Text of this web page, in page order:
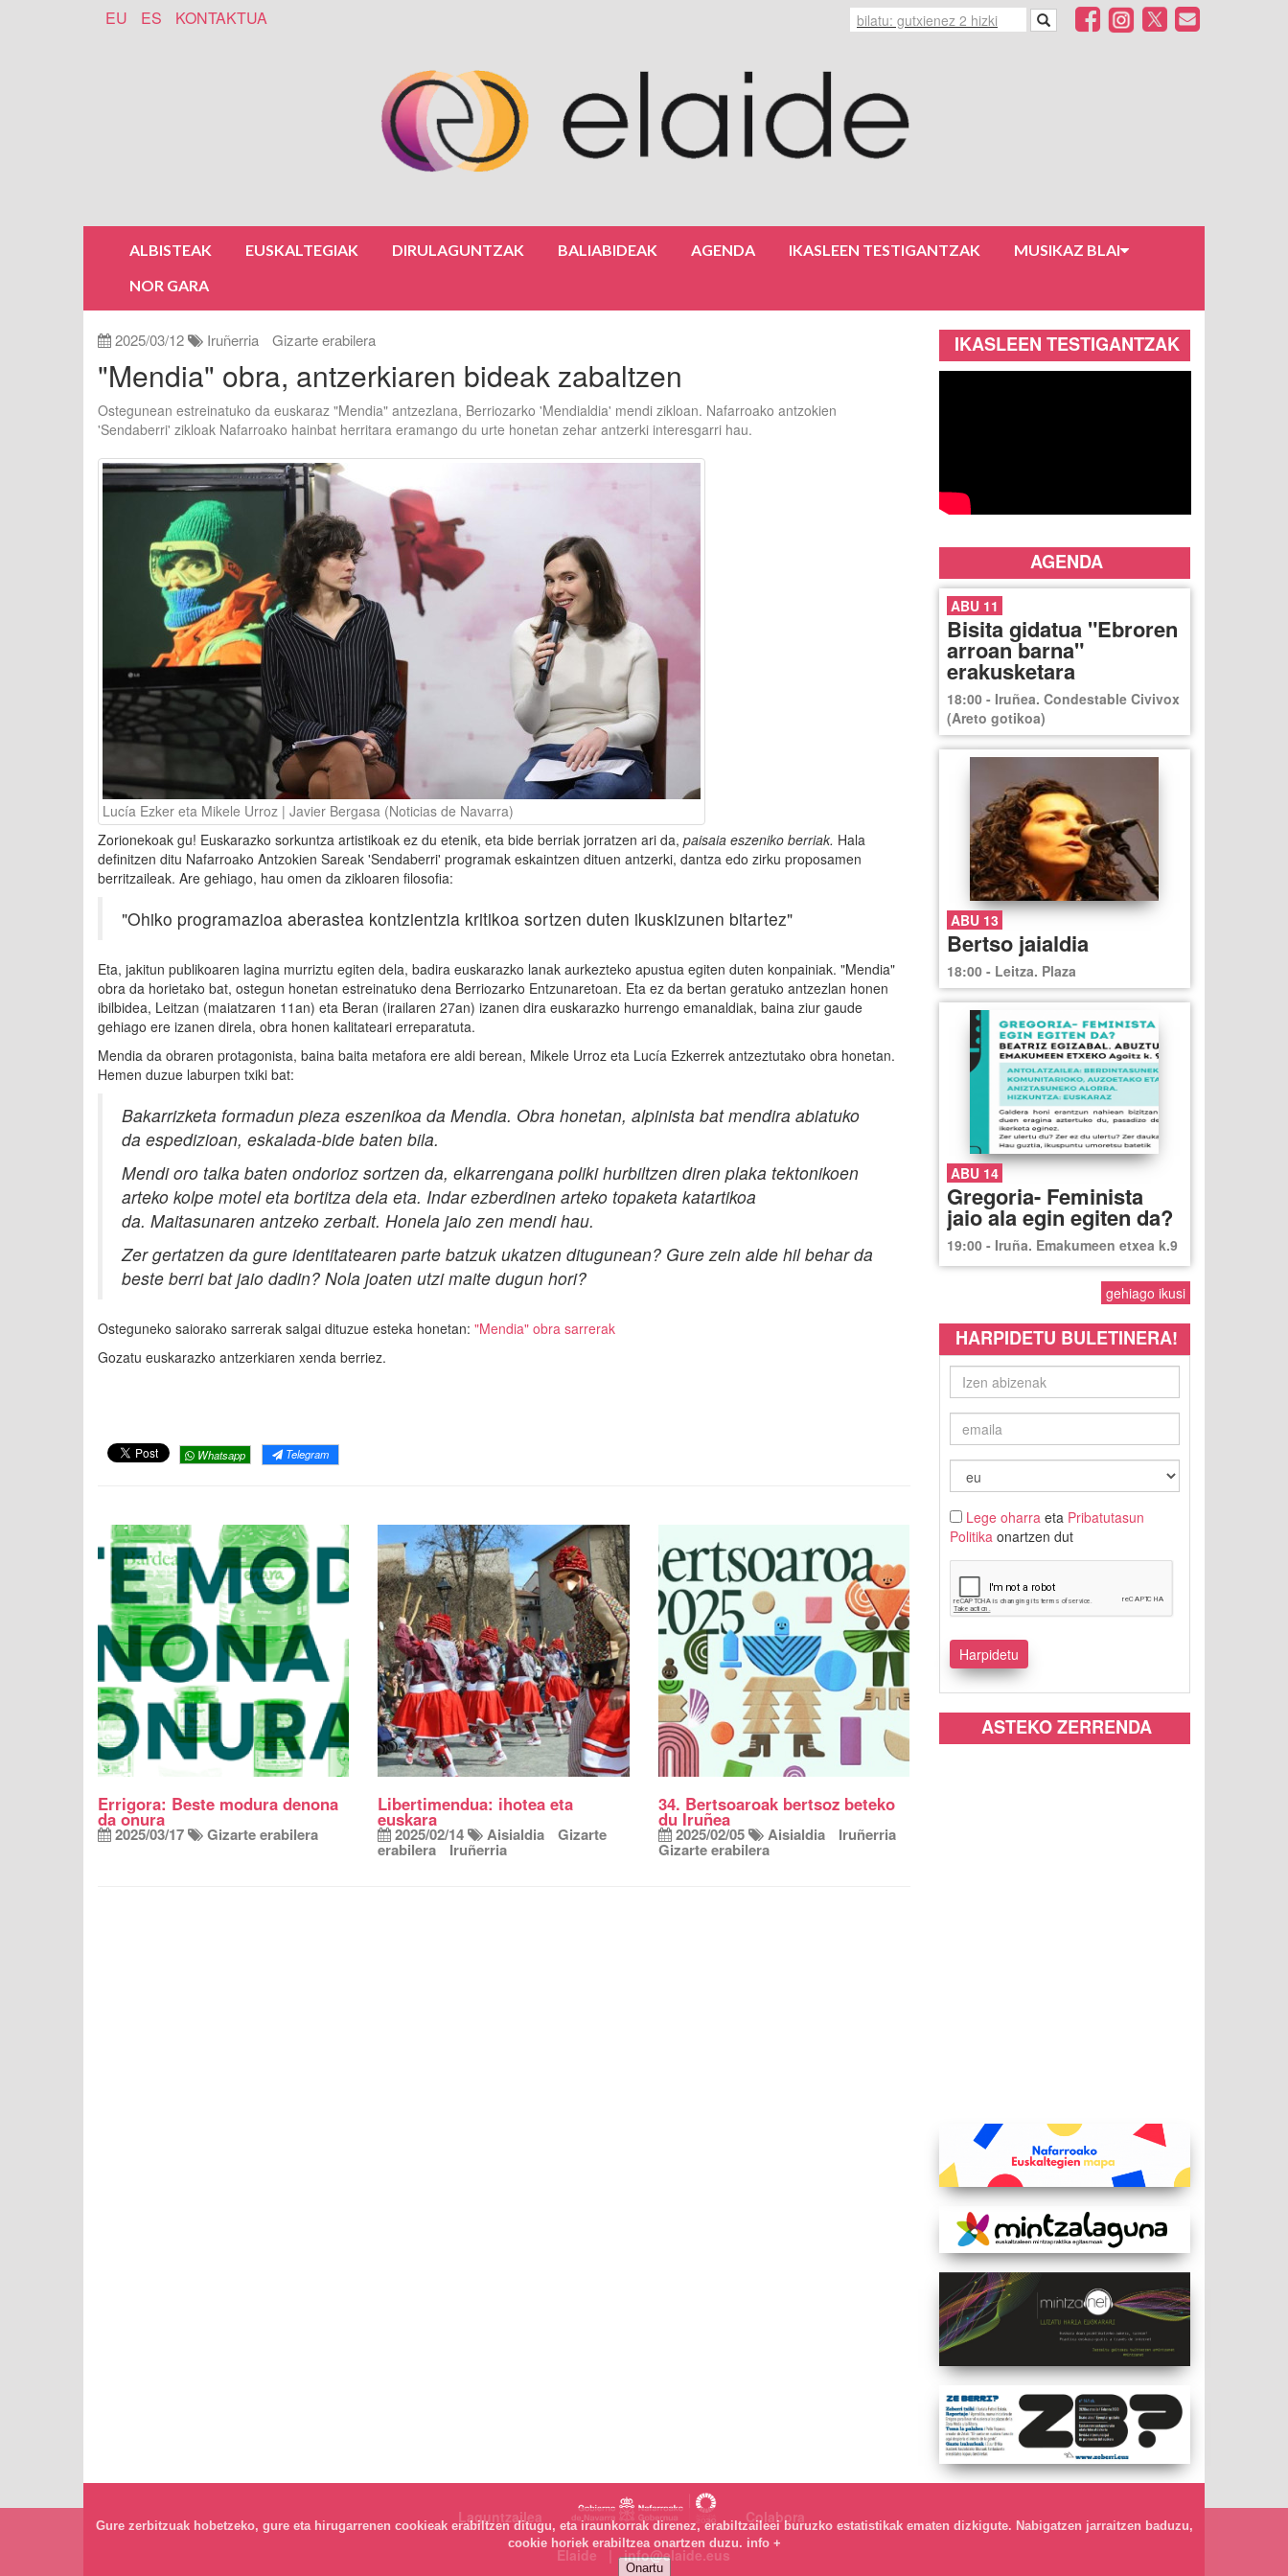
EU ES KONTAKTUA
ALBISTEAK EUSKALTEGIAK DIRULAGUNTZAK BALIABIDEAK AGENDA IKASLEEN TESTIGANTZAK
MUSIKAZ BLAI
NOR GARA
2025/03/12 Iruñerria Gizarte erabilera
"Mendia" obra, antzerkiaren bideak zabaltzen
Ostegunean estreinatuko da euskaraz "Mendia" antzezlana, Berriozarko 'Mendialdia' mendi zikloan. Nafarroako antzokien
'Sendaberri' zikloak Nafarroako hainbat herritara eramango du urte honetan zehar antzerki interesgarri hau.
Lucía Ezker eta Mikele Urroz | Javier Bergasa (Noticias de Navarra)
Zorionekoak gu! Euskarazko sorkuntza artistikoak ez du etenik, eta bide berriak jorratzen ari da, paisaia eszeniko berriak. Hala
definitzen ditu Nafarroako Antzokien Sareak 'Sendaberri' programak eskaintzen dituen antzerki, dantza edo zirku proposamen
berritzaileak. Are gehiago, hau omen da zikloaren filosofia:
"Ohiko programazioa aberastea kontzientzia kritikoa sortzen duten ikuskizunen bitartez"
Eta, jakitun publikoaren lagina murriztu egiten dela, badira euskarazko lanak aurkezteko apustua egiten duten konpainiak. "Mendia"
obra da horietako bat, ostegun honetan estreinatuko dena Berriozarko Entzunaretoan. Eta ez da bertan geratuko antzezlan honen
ibilbidea, Leitzan (maiatzaren 11an) eta Beran (irailaren 27an) izanen dira euskarazko hurrengo emanaldiak, baina ziur gaude
gehiago ere izanen direla, obra honen kalitateari erreparatuta.
Mendia da obraren protagonista, baina baita metafora ere aldi berean, Mikele Urroz eta Lucía Ezkerrek antzeztutako obra honetan.
Hemen duzue laburpen txiki bat:
Bakarrizketa formadun pieza eszenikoa da Mendia. Obra honetan, alpinista bat mendira abiatuko
da espedizioan, eskalada-bide baten bila.
Mendi oro talka baten ondorioz sortzen da, elkarrengana poliki hurbiltzen diren plaka tektonikoen
arteko kolpe motel eta bortitza dela eta. Indar ezberdinen arteko topaketa katartikoa
da. Maitasunaren antzeko zerbait. Honela jaio zen mendi hau.
Zer gertatzen da gure identitatearen parte batzuk ukatzen ditugunean? Gure zein alde hil behar da
beste berri bat jaio dadin? Nola joaten utzi maite dugun hori?
Osteguneko saiorako sarrerak salgai dituzue esteka honetan: "Mendia" obra sarrerak
Gozatu euskarazko antzerkiaren xenda berriez.
Whatsapp Telegram
Errigora: Beste modura denona
da onura
2025/03/17 Gizarte erabilera
Libertimendua: ihotea eta
euskara
2025/02/14 Aisialdia Gizarte
erabilera Iruñerria
34. Bertsoaroak bertsoz beteko
du Iruñea
2025/02/05 Aisialdia Iruñerria
Gizarte erabilera
IKASLEEN TESTIGANTZAK
AGENDA
ABU 11
Bisita gidatua "Ebroren
arroan barna"
erakusketara
18:00 - Iruñea. Condestable Civivox
(Areto gotikoa)
ABU 13
Bertso jaialdia
18:00 - Leitza. Plaza
ABU 14
Gregoria- Feminista
jaio ala egin egiten da?
19:00 - Iruña. Emakumeen etxea k.9
gehiago ikusi
HARPIDETU BULETINERA!
Lege oharraeta Pribatutasun
Politikaonartzen dut
ASTEKO ZERRENDA
Laguntzailea
Colabora
Elaide | info@elaide.eus
Gure zerbitzuak hobetzeko, gure eta hirugarrenen cookieak erabiltzen ditugu, eta iraunkorrak direnez, erabiltzaileei buruzko estatistikak ematen dizkigute. Nabigatzen jarraitzen baduzu,
cookie horiek erabiltzea onartzen duzu. info +